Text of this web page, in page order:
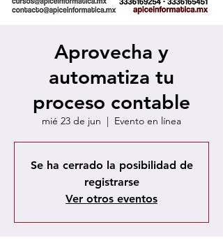
Aprovecha y
automatiza tu
proceso contable
mié 23 de jun
  |
Evento en línea
Se ha cerrado la posibilidad de
registrarse
Ver otros eventos